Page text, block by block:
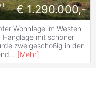
€ 1.290.000,-
Wohnlage im Westen
mit schöner
zweigeschoßig in den
... [Mehr]